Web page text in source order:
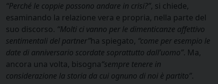
“Perché le coppie possono andare in crisi?”, si chiede,
esaminando la relazione vera e propria, nella parte del
suo discorso. “Molti ci vanno per le dimenticanze affettivo
sentimentali del partner”ha spiegato, “come per esempio le
date di anniversario scordate soprattutto dall’uomo”. Ma,
ancora una volta, bisogna“sempre tenere in
considerazione la storia da cui ognuno di noi è partito”.